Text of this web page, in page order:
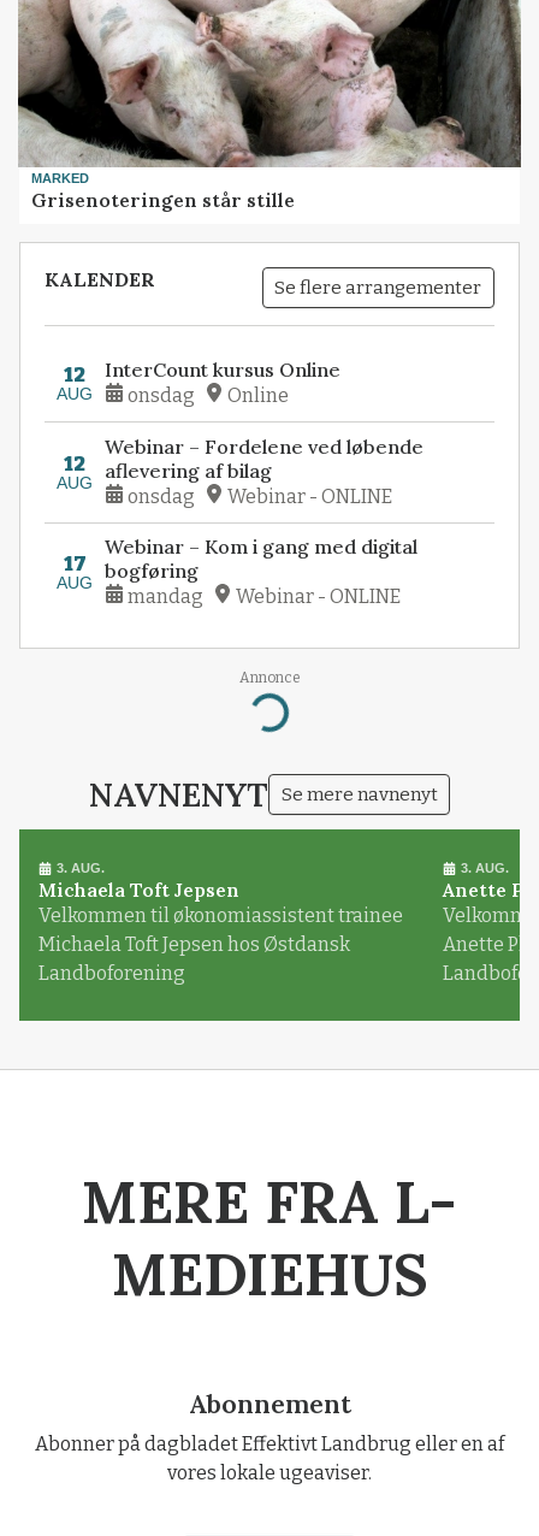
MARKED
Grisenoteringen står stille
KALENDER Se flere arrangementer
12
AUG
InterCount kursus Online
onsdag Online
12
AUG
Webinar – Fordelene ved løbende
aflevering af bilag
onsdag Webinar - ONLINE
17
AUG
Webinar – Kom i gang med digital
bogføring
mandag Webinar - ONLINE
Annonce
Loading...
NAVNENYT Se mere navnenyt
3. AUG.
Michaela Toft Jepsen
Velkommen til økonomiassistent trainee
Michaela Toft Jepsen hos Østdansk
Landboforening
3. AUG.
Anette
Anette
MERE FRA L-
MEDIEHUS
Abonnement
Abonner på dagbladet Effektivt Landbrug eller en af
vores lokale ugeaviser.